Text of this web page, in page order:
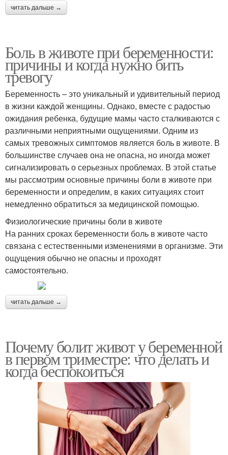
читать дальше →
Боль в животе при беременности:
причины и когда нужно бить
тревогу
Беременность – это уникальный и удивительный период
в жизни каждой женщины. Однако, вместе с радостью
ожидания ребенка, будущие мамы часто сталкиваются с
различными неприятными ощущениями. Одним из
самых тревожных симптомов является боль в животе. В
большинстве случаев она не опасна, но иногда может
сигнализировать о серьезных проблемах. В этой статье
мы рассмотрим основные причины боли в животе при
беременности и определим, в каких ситуациях стоит
немедленно обратиться за медицинской помощью.
Физиологические причины боли в животе
На ранних сроках беременности боль в животе часто
связана с естественными изменениями в организме. Эти
ощущения обычно не опасны и проходят
самостоятельно.
читать дальше →
Почему болит живот у беременной
в первом триместре: что делать и
когда беспокоиться